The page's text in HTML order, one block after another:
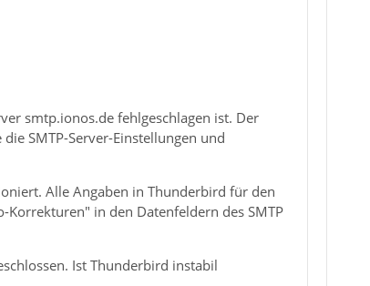
smtp.ionos.de fehlgeschlagen ist. Der
SMTP-Server-Einstellungen und
Alle Angaben in Thunderbird für den
Korrekturen" in den Datenfeldern des SMTP
Ist Thunderbird instabil